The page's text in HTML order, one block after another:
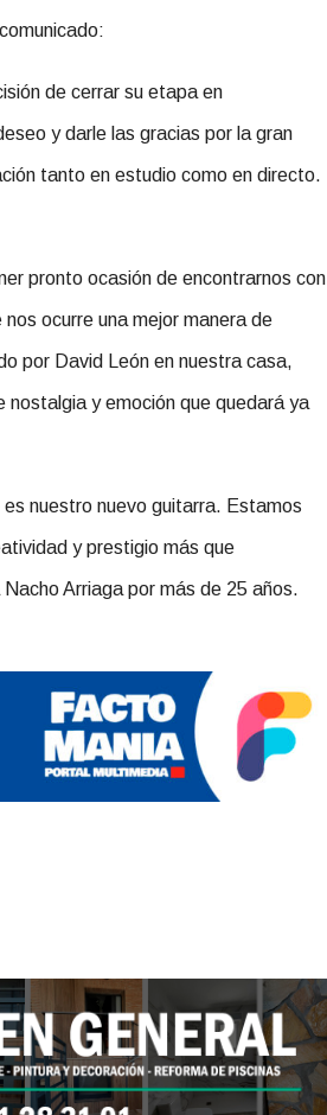
de cerrar su etapa en
y darle las gracias por la gran
tanto en estudio como en directo.
pronto ocasión de encontrarnos con
ocurre una mejor manera de
por David León en nuestra casa,
y emoción que quedará ya
nuestro nuevo guitarra. Estamos
y prestigio más que
Arriaga por más de 25 años.